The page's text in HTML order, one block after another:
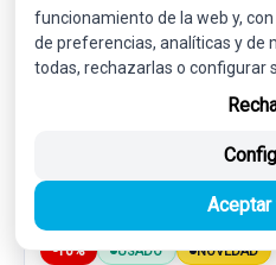
87,12 € (IVA incl.)
Ref: 7851705
Envío 24-48h
-10% USADO NOVEDAD
funcionamiento de la web y,
de preferencias, analíticas y de
todas, rechazarlas o configurar